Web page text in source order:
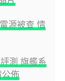
源被查 情
測 旗艦系
佈